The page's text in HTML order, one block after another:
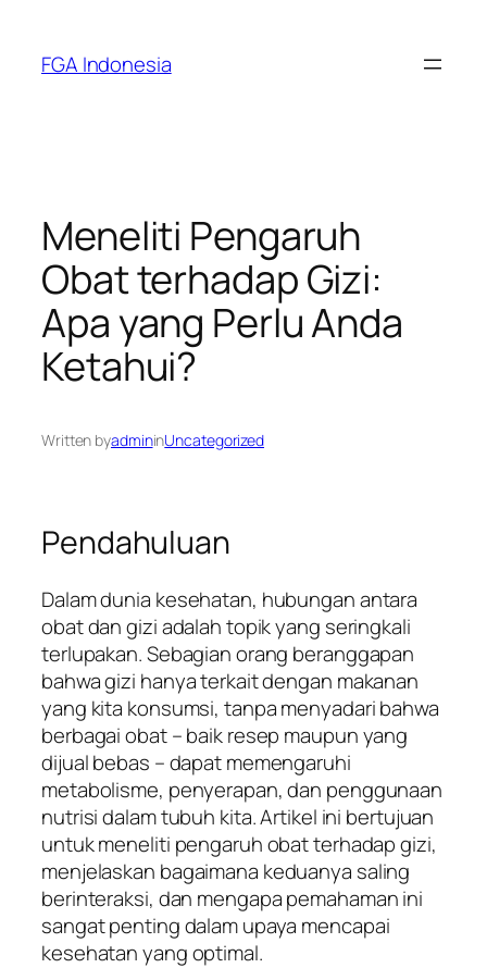
content
FGA Indonesia
Meneliti Pengaruh
Obat terhadap Gizi:
Apa yang Perlu Anda
Ketahui?
Written byadmininUncategorized
Pendahuluan
Dalam dunia kesehatan, hubungan antara
obat dan gizi adalah topik yang seringkali
terlupakan. Sebagian orang beranggapan
bahwa gizi hanya terkait dengan makanan
yang kita konsumsi, tanpa menyadari bahwa
berbagai obat – baik resep maupun yang
dijual bebas – dapat memengaruhi
metabolisme, penyerapan, dan penggunaan
nutrisi dalam tubuh kita. Artikel ini bertujuan
untuk meneliti pengaruh obat terhadap gizi,
menjelaskan bagaimana keduanya saling
berinteraksi, dan mengapa pemahaman ini
sangat penting dalam upaya mencapai
kesehatan yang optimal.